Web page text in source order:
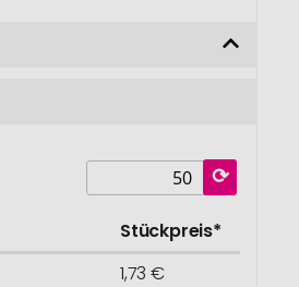
Stückpreis*
1,73 €